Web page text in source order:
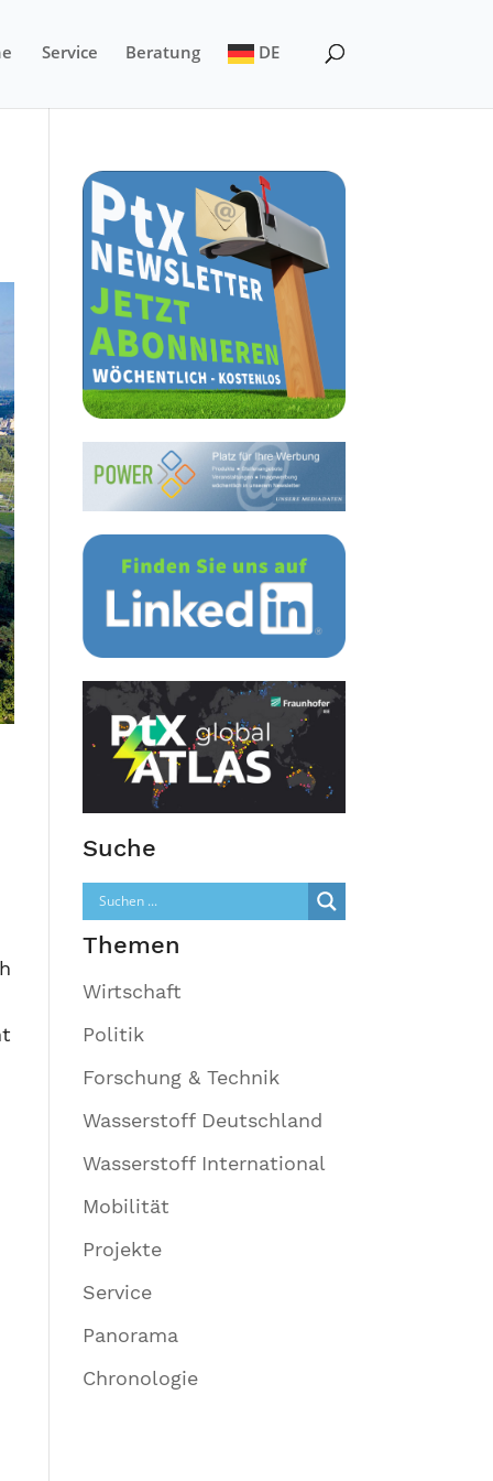
Service Beratung DE
Suche
Themen
Wirtschaft
Politik
Forschung & Technik
Wasserstoff Deutschland
Wasserstoff International
Mobilität
Projekte
Service
Panorama
Chronologie